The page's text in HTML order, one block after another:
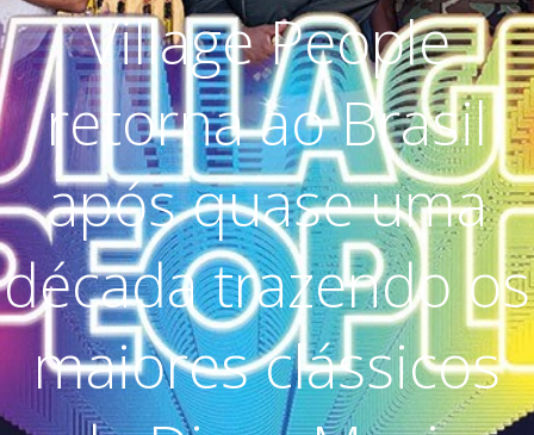
Village People
retorna ao Brasil
após quase uma
década trazendo os
maiores clássicos